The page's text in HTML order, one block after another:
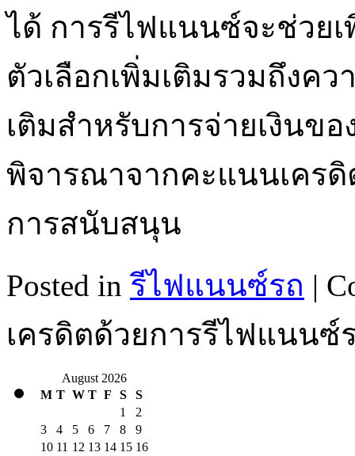
ได้ การรีไฟแนนซ์จะช่วย
ตัวเลือกเพิ่มเติมรวมถึงค
เติมสำหรับการจ่ายเงินข
พิจารณาจากคะแนนเคร
การสนับสนุน
Posted in รีไฟแนนซ์รถ |
เครดิตด้วยการรีไฟแนน
August 2026
M T W T F S
S
1
2
3
4 5 6 7 8
9
10 11 12 13 14 15 16